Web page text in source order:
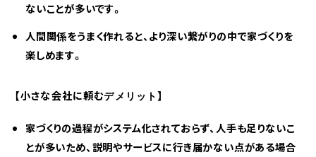
ないことが多いです。
人間関係をうまく作れると、より深い繋がりの中で家づくりを
楽しめます。
【小さな会社に頼むデメリット】
家づくりの過程がシステム化されておらず、人手も足りないこ
とが多いため、説明やサービスに行き届かない点がある場合